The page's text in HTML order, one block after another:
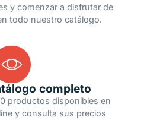
y comenzar a disfrutar de
todo nuestro catálogo.
completo
productos disponibles en
y consulta sus precios